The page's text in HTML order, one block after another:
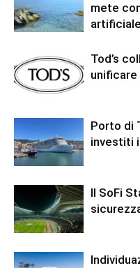
mete
artificiale
Tod’s
unificare
Porto di
investiti
Il SoFi